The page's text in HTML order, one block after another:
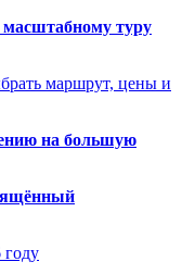
масштабному туру
маршрут, цены и
на большую
году